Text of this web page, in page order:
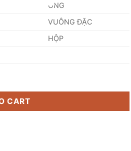
ỐNG
VUÔNG ĐẶC
HỘP
CART